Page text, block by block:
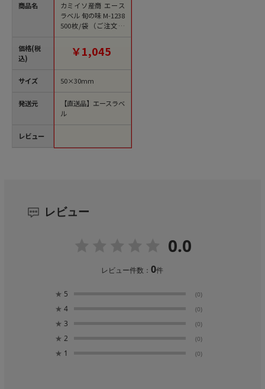
商品名
価格(税
込)
サイズ
発送元
レビュー
カミイソ産商 エース
ラベル 旬の味 M-1238
500枚/袋（ご注文単
位1袋）【直送品】
￥1,045
50×30mm
【直送品】エースラベ
ル
レビュー
0.0
レビュー件数：0件
★ 5 (0)
★ 4 (0)
★ 3 (0)
★ 2 (0)
★ 1 (0)